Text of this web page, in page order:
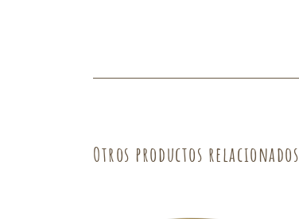
Otros productos relacionados